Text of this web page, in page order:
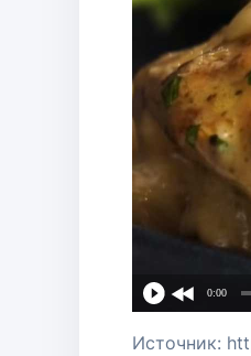
0:00
Источник: